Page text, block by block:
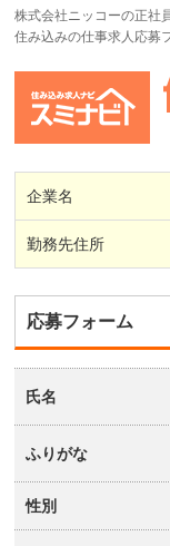
株式会社ニッコーの正社
住み込みの仕事求人応募
企業名
勤務先住所
応募フォーム
氏名
ふりがな
性別